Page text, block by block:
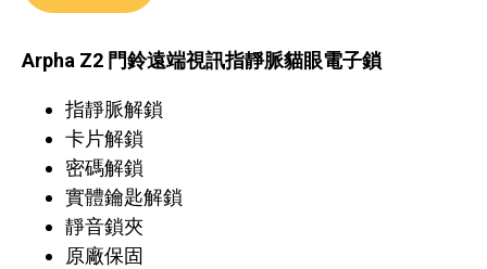
Arpha Z2 門鈴遠端視訊指靜脈貓眼電子鎖
指靜脈解鎖
卡片解鎖
密碼解鎖
實體鑰匙解鎖
靜音鎖夾
原廠保固